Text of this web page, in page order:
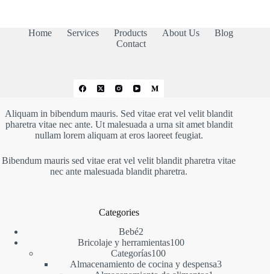
Home Services Products About Us
Blog
Contact
Aliquam in bibendum mauris. Sed vitae erat vel velit blandit
pharetra vitae nec ante. Ut malesuada a urna sit amet blandit
nullam lorem aliquam at eros laoreet feugiat.
Bibendum mauris sed vitae erat vel velit blandit pharetra vitae
nec ante malesuada blandit pharetra.
Categories
Bebé22
productos
Bricolaje y herramientas100100
Categorías100100
productos
Almacenamiento de cocina y despensa33